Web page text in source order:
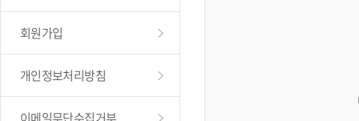
회원가입
개인정보처리방침